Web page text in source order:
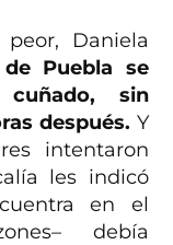
Daniela
Puebla se
sin
después. Y
intentaron
les indicó
en el
debía